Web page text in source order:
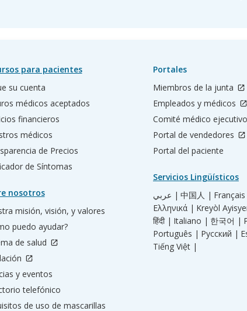
para pacientes
su cuenta
médicos aceptados
financieros
médicos
de Precios
de Síntomas
nosotros
misión, visión, y valores
puedo ayudar?
de salud
y eventos
telefónico
de uso de mascarillas
Portales
Miembros de la junta
Empleados y médicos
Comité médico ejecutivo
Portal de vendedores
Portal del paciente
Servicios Lingüísticos
عربي | 中国人 |
Ελληνικά | Kreyòl
हिंदी | Italiano | 한국어 |
Português | Русский |
Tiếng Việt |